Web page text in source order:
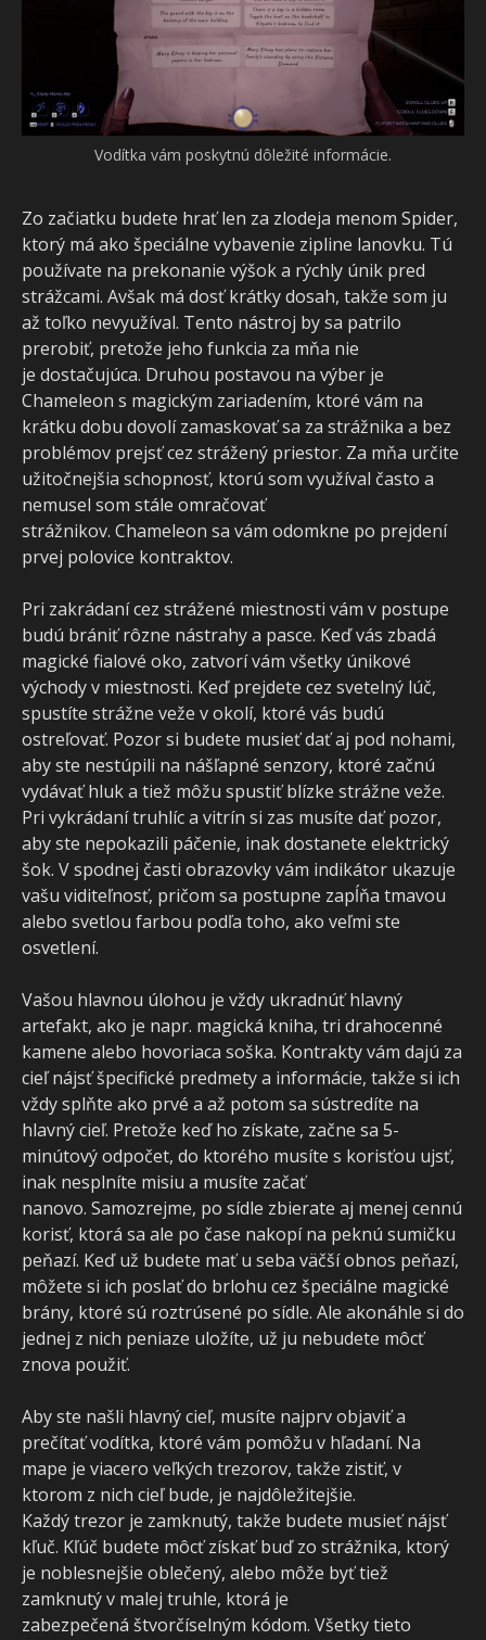
Vodítka vám poskytnú dôležité informácie.
Zo začiatku budete hrať len za zlodeja menom Spider,
ktorý má ako špeciálne vybavenie zipline lanovku. Tú
používate na prekonanie výšok a rýchly únik pred
strážcami. Avšak má dosť krátky dosah, takže som ju
až toľko nevyužíval. Tento nástroj by sa patrilo
prerobiť, pretože jeho funkcia za mňa nie
je dostačujúca. Druhou postavou na výber je
Chameleon s magickým zariadením, ktoré vám na
krátku dobu dovolí zamaskovať sa za strážnika a bez
problémov prejsť cez strážený priestor. Za mňa určite
užitočnejšia schopnosť, ktorú som využíval často a
nemusel som stále omračovať
strážnikov. Chameleon sa vám odomkne po prejdení
prvej polovice kontraktov.
Pri zakrádaní cez strážené miestnosti vám v postupe
budú brániť rôzne nástrahy a pasce. Keď vás zbadá
magické fialové oko, zatvorí vám všetky únikové
východy v miestnosti. Keď prejdete cez svetelný lúč,
spustíte strážne veže v okolí, ktoré vás budú
ostreľovať. Pozor si budete musieť dať aj pod nohami,
aby ste nestúpili na nášľapné senzory, ktoré začnú
vydávať hluk a tiež môžu spustiť blízke strážne veže.
Pri vykrádaní truhlíc a vitrín si zas musíte dať pozor,
aby ste nepokazili páčenie, inak dostanete elektrický
šok. V spodnej časti obrazovky vám indikátor ukazuje
vašu viditeľnosť, pričom sa postupne zapĺňa tmavou
alebo svetlou farbou podľa toho, ako veľmi ste
osvetlení.
Vašou hlavnou úlohou je vždy ukradnúť hlavný
artefakt, ako je napr. magická kniha, tri drahocenné
kamene alebo hovoriaca soška. Kontrakty vám dajú za
cieľ nájsť špecifické predmety a informácie, takže si ich
vždy splňte ako prvé a až potom sa sústredíte na
hlavný cieľ. Pretože keď ho získate, začne sa 5-
minútový odpočet, do ktorého musíte s korisťou ujsť,
inak nesplníte misiu a musíte začať
nanovo. Samozrejme, po sídle zbierate aj menej cennú
korisť, ktorá sa ale po čase nakopí na peknú sumičku
peňazí. Keď už budete mať u seba väčší obnos peňazí,
môžete si ich poslať do brlohu cez špeciálne magické
brány, ktoré sú roztrúsené po sídle. Ale akonáhle si do
jednej z nich peniaze uložíte, už ju nebudete môcť
znova použiť.
Aby ste našli hlavný cieľ, musíte najprv objaviť a
prečítať vodítka, ktoré vám pomôžu v hľadaní. Na
mape je viacero veľkých trezorov, takže zistiť, v
ktorom z nich cieľ bude, je najdôležitejšie.
Každý trezor je zamknutý, takže budete musieť nájsť
kľuč. Kľúč budete môcť získať buď zo strážnika, ktorý
je noblesnejšie oblečený, alebo môže byť tiež
zamknutý v malej truhle, ktorá je
zabezpečená štvorčíselným kódom. Všetky tieto